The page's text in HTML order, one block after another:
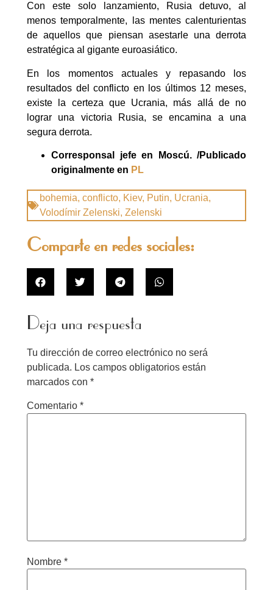
Con este solo lanzamiento, Rusia detuvo, al
menos temporalmente, las mentes calenturientas
de aquellos que piensan asestarle una derrota
estratégica al gigante euroasiático.
En los momentos actuales y repasando los
resultados del conflicto en los últimos 12 meses,
existe la certeza que Ucrania, más allá de no
lograr una victoria Rusia, se encamina a una
segura derrota.
Corresponsal jefe en Moscú. /Publicado
originalmente en PL
bohemia, conflicto, Kiev, Putin, Ucrania,
Volodímir Zelenski, Zelenski
Comparte en redes sociales:
Deja una respuesta
Tu dirección de correo electrónico no será
publicada. Los campos obligatorios están
marcados con *
Comentario *
Nombre *